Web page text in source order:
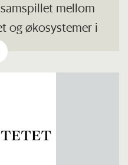
mellom
og økosystemer i
Les mer om
her.